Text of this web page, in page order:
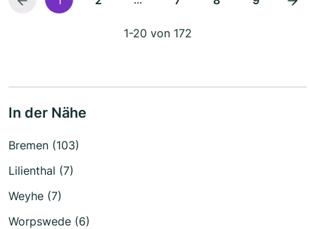
1-20 von 172
In der Nähe
Bremen (103)
Lilienthal (7)
Weyhe (7)
Worpswede (6)